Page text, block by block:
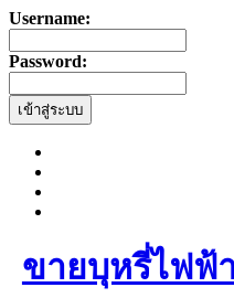
Username:
Password:
ขายบุหรี่ไฟฟ้